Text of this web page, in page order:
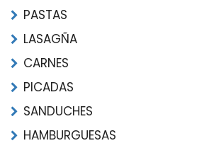
PASTAS
LASAGÑA
CARNES
PICADAS
SANDUCHES
HAMBURGUESAS